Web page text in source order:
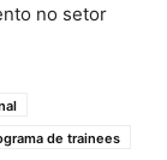
no setor
de trainees